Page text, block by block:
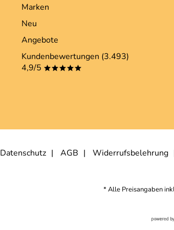
Marken
Neu
Angebote
Kundenbewertungen (3.493)
4,9/5 *****
Datenschutz AGB Widerrufsbelehrung
* Alle Preisangaben